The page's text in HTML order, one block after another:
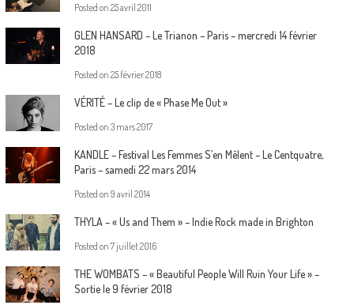
Posted on 25 avril 2011
GLEN HANSARD – Le Trianon – Paris – mercredi 14 février
2018
Posted on 25 février 2018
VÉRITÉ – Le clip de « Phase Me Out »
Posted on 3 mars 2017
KANDLE – Festival Les Femmes S’en Mêlent – Le Centquatre,
Paris – samedi 22 mars 2014
Posted on 9 avril 2014
THYLA – « Us and Them » – Indie Rock made in Brighton
Posted on 7 juillet 2016
THE WOMBATS – « Beautiful People Will Ruin Your Life » –
Sortie le 9 février 2018